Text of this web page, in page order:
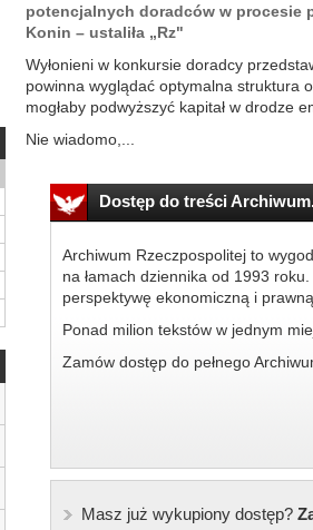
potencjalnych doradców w procesie
Konin – ustaliła „Rz"
Wyłonieni w konkursie doradcy
powinna wyglądać optymalna struktura
mogłaby podwyższyć kapitał w drodze
Nie wiadomo,...
Dostęp do treści
Archiwum Rzeczpospolitej to
na łamach dziennika od 1993
perspektywę ekonomiczną i prawną.
Ponad milion tekstów w jednym
Zamów dostęp do pełnego
Masz już wykupiony dostęp?